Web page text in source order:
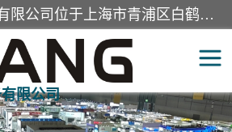
上海日朗展览服务有限公司位于上海市青浦区白鹤镇，营业范围有展览展示会务服务，室内装饰设计及施工，展示道具设计制作，舞台设计，图文设计，灯箱制作，园林绿化工程，广告装潢材料，建筑材料，办公用品，工艺礼品日用百货销售。
限公司